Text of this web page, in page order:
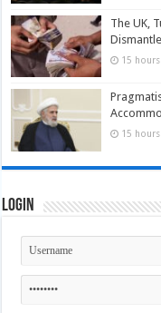
The UK,
15
15
Login